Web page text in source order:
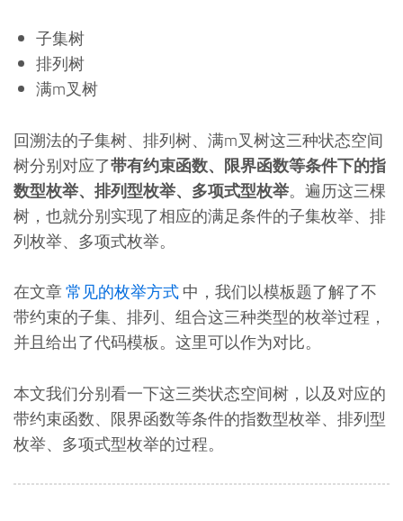
子集树
排列树
满m叉树
回溯法的子集树、排列树、满m叉树这三种状态空间
树分别对应了带有约束函数、限界函数等条件下的指
数型枚举、排列型枚举、多项式型枚举。遍历这三棵
树，也就分别实现了相应的满足条件的子集枚举、排
列枚举、多项式枚举。
在文章常见的枚举方式中，我们以模板题了解了不
带约束的子集、排列、组合这三种类型的枚举过程，
并且给出了代码模板。这里可以作为对比。
本文我们分别看一下这三类状态空间树，以及对应的
带约束函数、限界函数等条件的指数型枚举、排列型
枚举、多项式型枚举的过程。